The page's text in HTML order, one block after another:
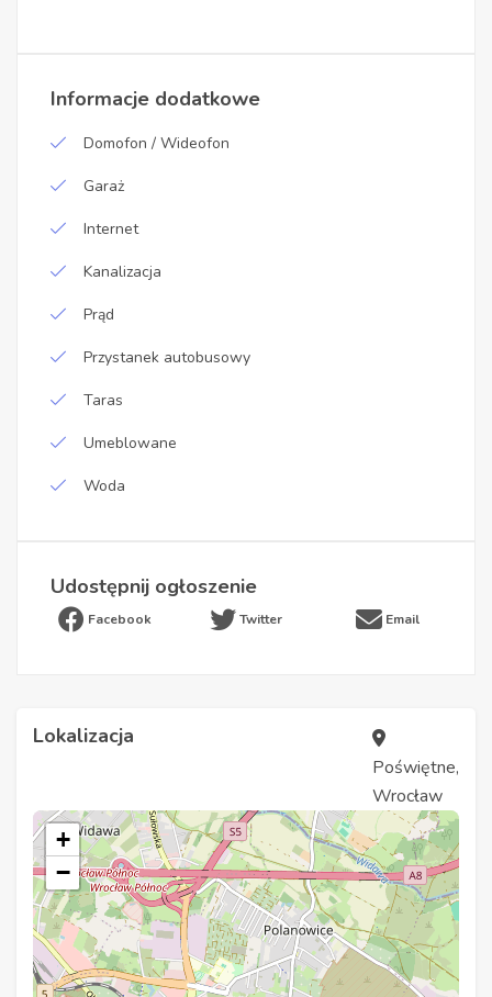
Informacje dodatkowe
Domofon / Wideofon
Garaż
Internet
Kanalizacja
Prąd
Przystanek autobusowy
Taras
Umeblowane
Woda
Udostępnij ogłoszenie
Facebook Twitter Email
Lokalizacja
Poświętne,
Wrocław
+
−